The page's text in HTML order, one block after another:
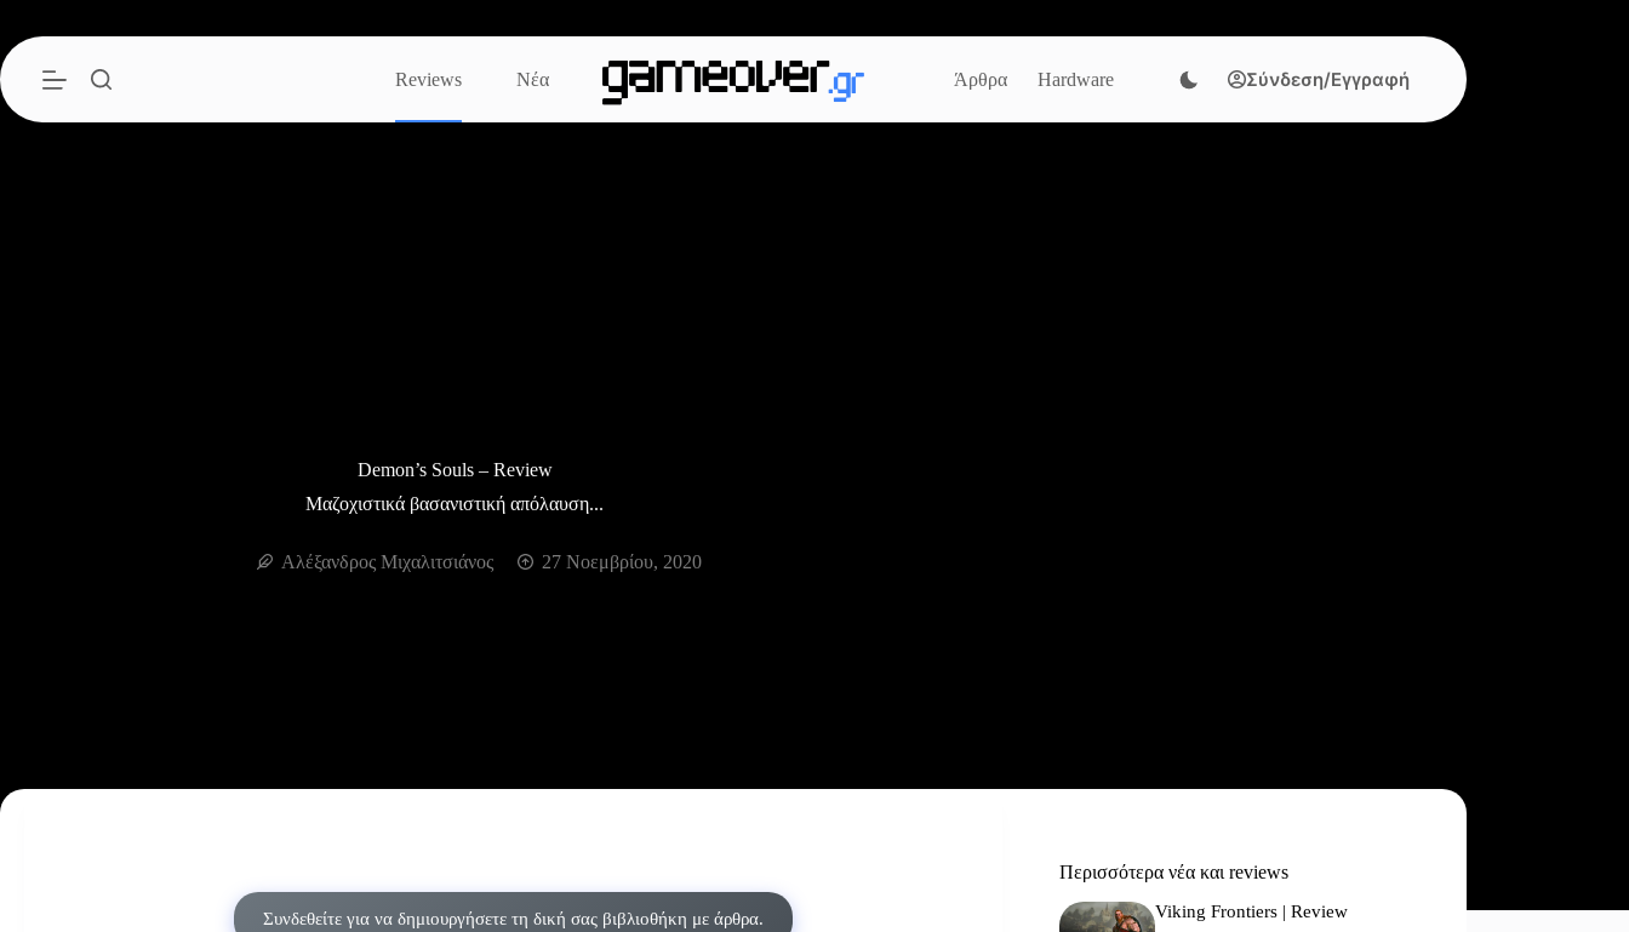
περιεχόμενο
Reviews
Νέα Άρθρα Hardware Σύνδεση/Εγγραφή
Demon’s Souls – Review
Μαζοχιστικά βασανιστική απόλαυση...
Αλέξανδρος Μιχαλιτσιάνος 27 Νοεμβρίου, 2020
Συνδεθείτε για να δημιουργήσετε τη δική σας βιβλιοθήκη με άρθρα.
Περισσότερα νέα και reviews
Viking Frontiers | Review